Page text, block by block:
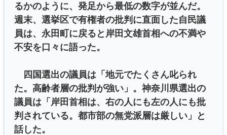
るかのように、発足から最低の数字が並んだ。
週末、選挙区で有権者の批判に直面した自民議
員は、永田町に戻ると岸田文雄首相への不満や
不安を口々に語った。
四国選出の議員は「地元でたくさん叱られ
た。高齢者層の批判が強い」。神奈川県選出の
議員は「岸田首相は、右の人にも左の人にも批
判されている。都市部の無党派層は厳しい」と
話した。